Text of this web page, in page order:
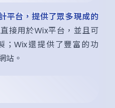
平台，提供了眾多現成的
接用於Wix平台，並且可
；Wix還提供了豐富的功
站。